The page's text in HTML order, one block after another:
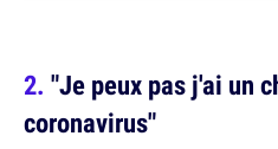
"Je peux pas j'ai un
coronavirus"